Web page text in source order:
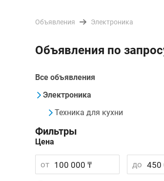
Объявления Электроника
Объявления по
Все объявления
Электроника
Техника для кухни
Фильтры
Цена
от до